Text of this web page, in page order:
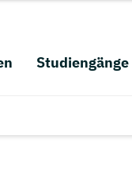
Studiengänge